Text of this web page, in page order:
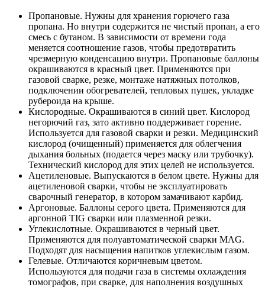
Пропановые. Нужны для хранения горючего газа
пропана. Но внутри содержится не чистый пропан, а его
смесь с бутаном. В зависимости от времени года
меняется соотношение газов, чтобы предотвратить
чрезмерную конденсацию внутри. Пропановые баллоны
окрашиваются в красный цвет. Применяются при
газовой сварке, резке, монтаже натяжных потолков,
подключении обогревателей, тепловых пушек, укладке
рубероида на крыше.
Кислородные. Окрашиваются в синий цвет. Кислород
негорючий газ, зато активно поддерживает горение.
Используется для газовой сварки и резки. Медицинский
кислород (очищенный) применяется для облегчения
дыхания больных (подается через маску или трубочку).
Технический кислород для этих целей не используется.
Ацетиленовые. Выпускаются в белом цвете. Нужны для
ацетиленовой сварки, чтобы не эксплуатировать
сварочный генератор, в котором замачивают карбид.
Аргоновые. Баллоны серого цвета. Применяются для
аргонной TIG сварки или плазменной резки.
Углекислотные. Окрашиваются в черный цвет.
Применяются для полуавтоматической сварки MAG.
Подходят для насыщения напитков углекислым газом.
Гелевые. Отличаются коричневым цветом.
Используются для подачи газа в системы охлаждения
томографов, при сварке, для наполнения воздушных